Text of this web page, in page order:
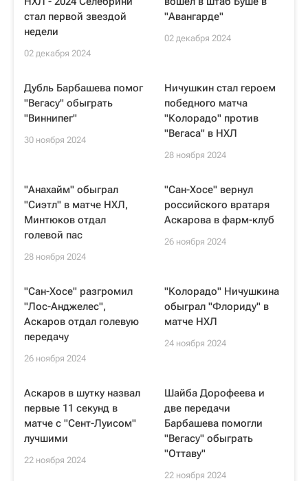
стал первой звездой
недели
02 декабря 2024
"Авангарде"
02 декабря 2024
Дубль Барбашева помог
"Вегасу" обыграть
"Виннипег"
30 ноября 2024
Ничушкин стал героем
победного матча
"Колорадо" против
"Вегаса" в НХЛ
28 ноября 2024
"Анахайм" обыграл
"Сиэтл" в матче НХЛ,
Минтюков отдал
голевой пас
28 ноября 2024
"Сан-Хосе" вернул
российского вратаря
Аскарова в фарм-клуб
26 ноября 2024
"Сан-Хосе" разгромил
"Лос-Анджелес",
Аскаров отдал голевую
передачу
26 ноября 2024
"Колорадо" Ничушкина
обыграл "Флориду" в
матче НХЛ
24 ноября 2024
Аскаров в шутку назвал
первые 11 секунд в
матче с "Сент-Луисом"
лучшими
22 ноября 2024
Шайба Дорофеева и
две передачи
Барбашева помогли
"Вегасу" обыграть
"Оттаву"
22 ноября 2024